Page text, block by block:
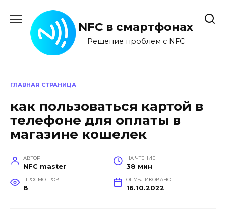
содержанию
NFC в смартфонах
Решение проблем с NFC
ГЛАВНАЯ СТРАНИЦА
как пользоваться картой в
телефоне для оплаты в
магазине кошелек
АВТОР
NFC master
НА ЧТЕНИЕ
38 мин
ПРОСМОТРОВ
8
ОПУБЛИКОВАНО
16.10.2022